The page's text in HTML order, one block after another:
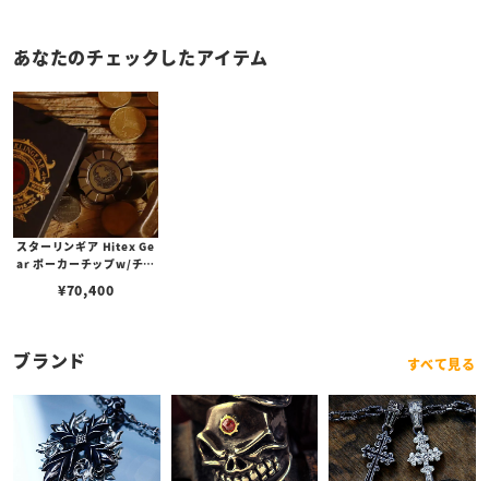
あなたのチェックしたアイテム
スターリンギア Hitex Ge
ar ポーカーチップw/チタ
タム
¥70,400
ブランド すべて見る